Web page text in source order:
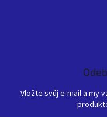
Vložte svůj e-mail a my